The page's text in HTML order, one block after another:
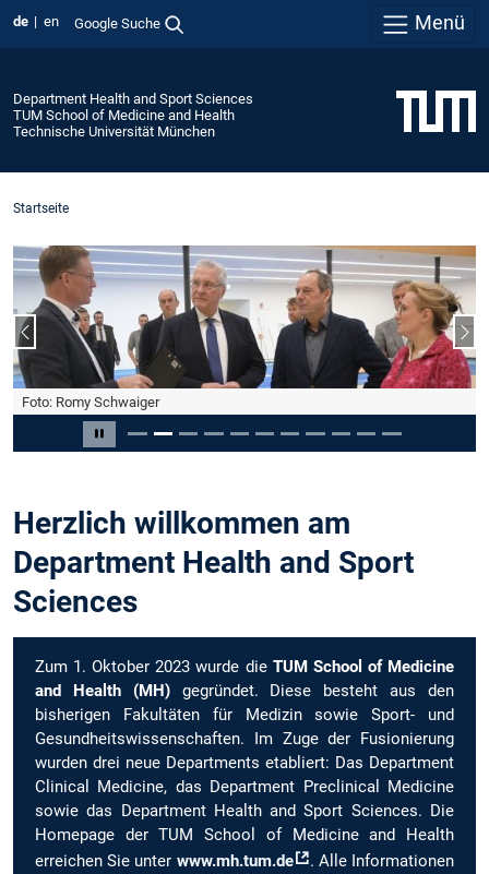
de en Google Suche Menü
Department Health and Sport Sciences
TUM School of Medicine and Health
Technische Universität München
Startseite
Carousel pausieren
Foto: Romy Schwaiger
Vorheriger Slide
Slide 2 von 11
Herzlich willkommen am
Department Health and Sport
Sciences
Zum 1. Oktober 2023 wurde die TUM School of Medicine
and Health (MH)gegründet. Diese besteht aus den
bisherigen Fakultäten für Medizin sowie Sport- und
Gesundheitswissenschaften. Im Zuge der Fusionierung
wurden drei neue Departments etabliert: Das Department
Clinical Medicine, das Department Preclinical Medicine
sowie das Department Health and Sport Sciences. Die
Homepage der TUM School of Medicine and Health
erreichen Sie unter www.mh.tum.de
. Alle Informationen